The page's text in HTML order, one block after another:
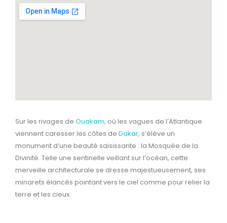
Sur les rivages de Ouakam, où les vagues de l’Atlantique
viennent caresser les côtes de Dakar, s’élève un
monument d’une beauté saisissante : la Mosquée de la
Divinité. Telle une sentinelle veillant sur l’océan, cette
merveille architecturale se dresse majestueusement, ses
minarets élancés pointant vers le ciel comme pour relier la
terre et les cieux.